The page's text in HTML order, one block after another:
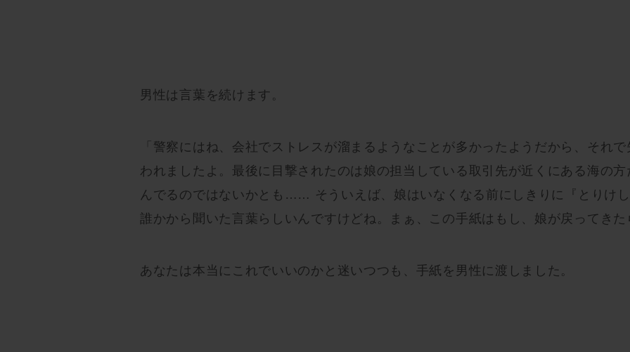
男性は言葉を続けます。
「警察にはね、会社でストレスが溜まるようなことが多かったようだから、それ
われましたよ。最後に目撃されたのは娘の担当している取引先が近くにある海の
んでるのではないかとも…… そういえば、娘はいなくなる前にしきりに『とりけ
誰かから聞いた言葉らしいんですけどね。まぁ、この手紙はもし、娘が戻ってき
あなたは本当にこれでいいのかと迷いつつも、手紙を男性に渡しました。